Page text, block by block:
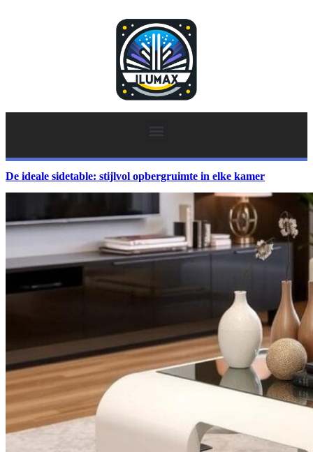
De ideale sidetable: stijlvol opbergruimte in elke kamer